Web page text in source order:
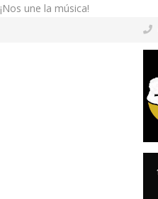
¡Nos une la música!